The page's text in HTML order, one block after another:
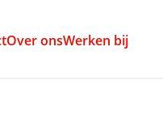
Over onsWerken bij